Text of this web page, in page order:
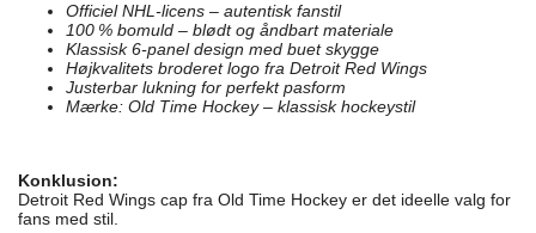
Officiel NHL-licens – autentisk fanstil
100 % bomuld – blødt og åndbart materiale
Klassisk 6-panel design med buet skygge
Højkvalitets broderet logo fra Detroit Red Wings
Justerbar lukning for perfekt pasform
Mærke: Old Time Hockey – klassisk hockeystil
Konklusion:
Detroit Red Wings cap fra Old Time Hockey er det ideelle valg for
fans med stil.